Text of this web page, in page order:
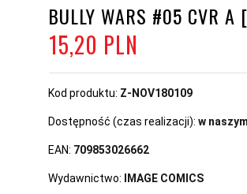
BULLY WARS #05 CVR
15,20 PLN
Kod produktu: Z-NOV180109
Dostępność (czas realizacji): w
EAN: 709853026662
Wydawnictwo: IMAGE COMICS